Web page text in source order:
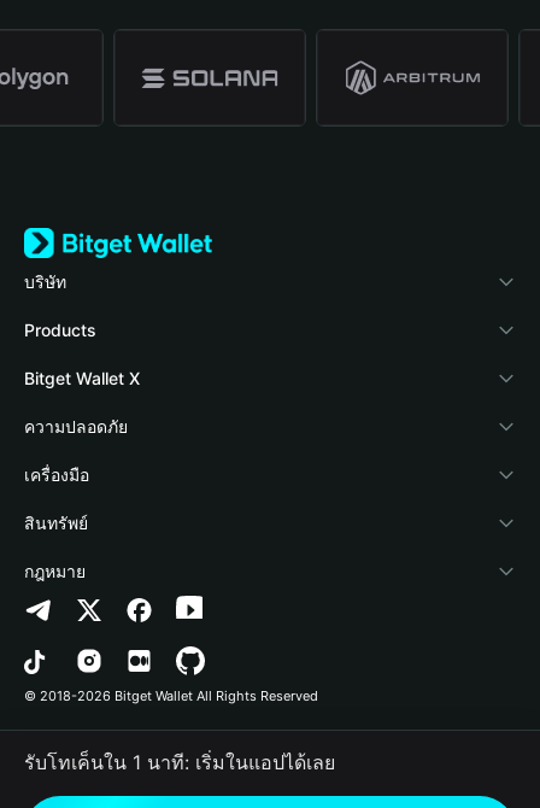
บริษัท
เกี่ยวกับ Bitget Wallet
Blog
Academy
ข่าวสารด้านคริปโต
ศูนย์ช่วยเหลือ
ติดต่อเรา
ทรัพยากรข้อมูลของแบรนด์
อาชีพ
Products
Crypto Card
Stablecoin Earn
Payfi Crypto
Crypto Swap API
Altcoin Season Index
Prediction Markets
DApp
RWA
Bitget Wallet X
นักพัฒนา
เชื่อมต่อ Wallet
Bitget Wallet Pay
ลิสต์โปรเจกต์
ความปลอดภัย
Protection Fund
เทคโนโลยีความปลอดภัย
เครื่องมือ
ซื้อคริปโต
การตรวจจับการอนุญาต
การตรวจจับสัญญา
การโอนเป็นชุด
สินทรัพย์
Arbitrum
Avalanche
Bitcoin
Polygon
กฎหมาย
นโยบายความเป็นส่วนตัว
ข้อตกลงในการใช้บริการ
© 2018-2026 Bitget Wallet All Rights Reserved
รับโทเค็นใน 1 นาที: เริ่มในแอปได้เลย